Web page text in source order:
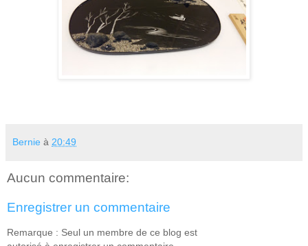
Bernie à 20:49
Aucun commentaire:
Enregistrer un commentaire
Remarque : Seul un membre de ce blog est